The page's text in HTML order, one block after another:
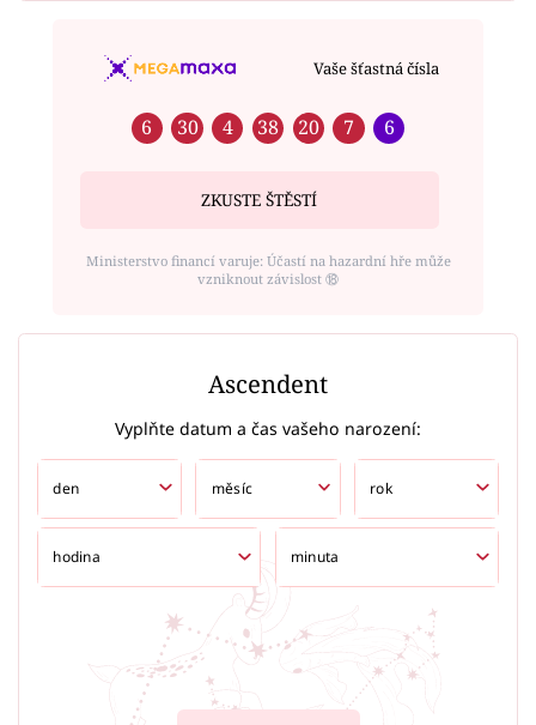
Vaše šťastná čísla
6 30 4 38 20 7 6
ZKUSTE ŠTĚSTÍ
Ministerstvo financí varuje: Účastí na hazardní hře může
vzniknout závislost ⑱
Ascendent
Vyplňte datum a čas vašeho narození: